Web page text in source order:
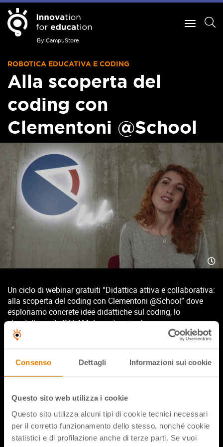
Consenso Dettagli Informazioni sui cookie
Questo sito web utilizza i cookie
Questo sito utilizza alcuni tipi di cookie tecnici necessari
per il corretto funzionamento dello stesso, nonché cookie
statistici e di profilazione anche di terze parti. Se vuoi
By CampuStore
ROBOTICA EDUCATIVA E CODING
Alla scoperta del
coding con
Clementoni @School
Un ciclo di webinar gratuiti “Didattica attiva e collaborativa:
alla scoperta del coding con Clementoni @School” dove
esploriamo concrete idee didattiche sul coding, lo
storytelling e le STEAM da portare in classe.
Ogni webinar sarà dedicato ad uno specifico prodotto della
linea.
di Anna Mancuso di CampuStore Academy e Francesca
Forlivesi di Clementoni.